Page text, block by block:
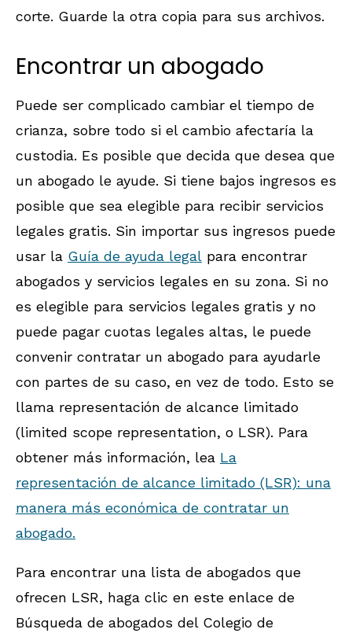
corte. Guarde la otra copia para sus archivos.
Encontrar un abogado
Puede ser complicado cambiar el tiempo de
crianza, sobre todo si el cambio afectaría la
custodia. Es posible que decida que desea que
un abogado le ayude. Si tiene bajos ingresos es
posible que sea elegible para recibir servicios
legales gratis. Sin importar sus ingresos puede
usar la Guía de ayuda legal para encontrar
abogados y servicios legales en su zona. Si no
es elegible para servicios legales gratis y no
puede pagar cuotas legales altas, le puede
convenir contratar un abogado para ayudarle
con partes de su caso, en vez de todo. Esto se
llama representación de alcance limitado
(limited scope representation, o LSR). Para
obtener más información, lea La
representación de alcance limitado (LSR): una
manera más económica de contratar un
abogado.
Para encontrar una lista de abogados que
ofrecen LSR, haga clic en este enlace de
Búsqueda de abogados del Colegio de